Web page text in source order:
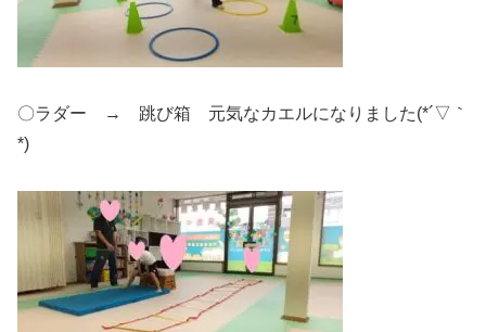
〇ラダー → 跳び箱 元気なカエルになりました(*´▽｀
*)